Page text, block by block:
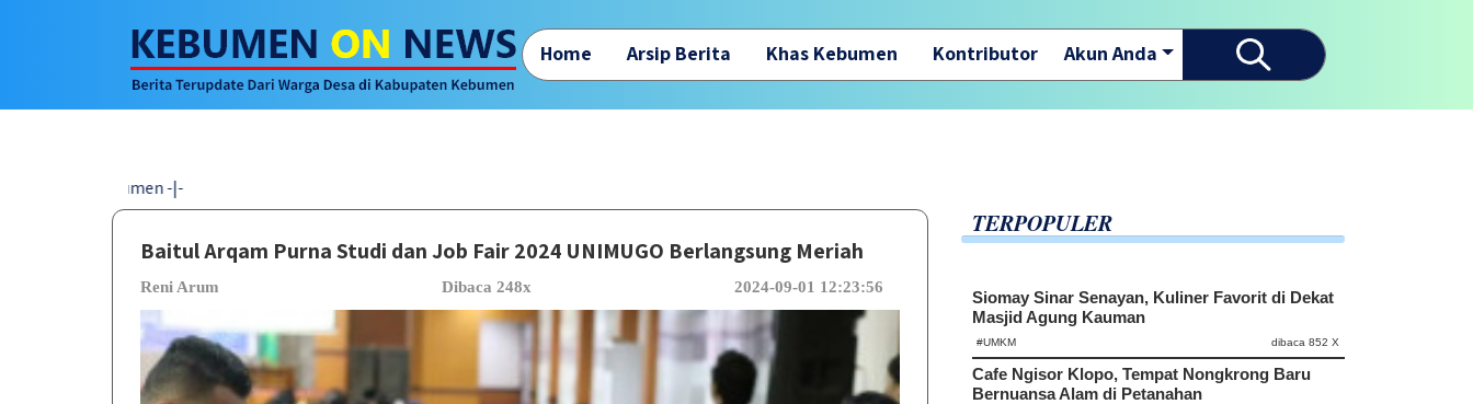
Home Arsip Berita Khas Kebumen Kontributor Akun Anda
Baitul Arqam Purna Studi dan Job Fair 2024 UNIMUGO Berlangsung Meriah
Reni Arum Dibaca 248x 2024-09-01 12:23:56
TERPOPULER
Siomay Sinar Senayan, Kuliner Favorit di Dekat
Masjid Agung Kauman
#UMKM dibaca 852 X
Cafe Ngisor Klopo, Tempat Nongkrong Baru
Bernuansa Alam di Petanahan